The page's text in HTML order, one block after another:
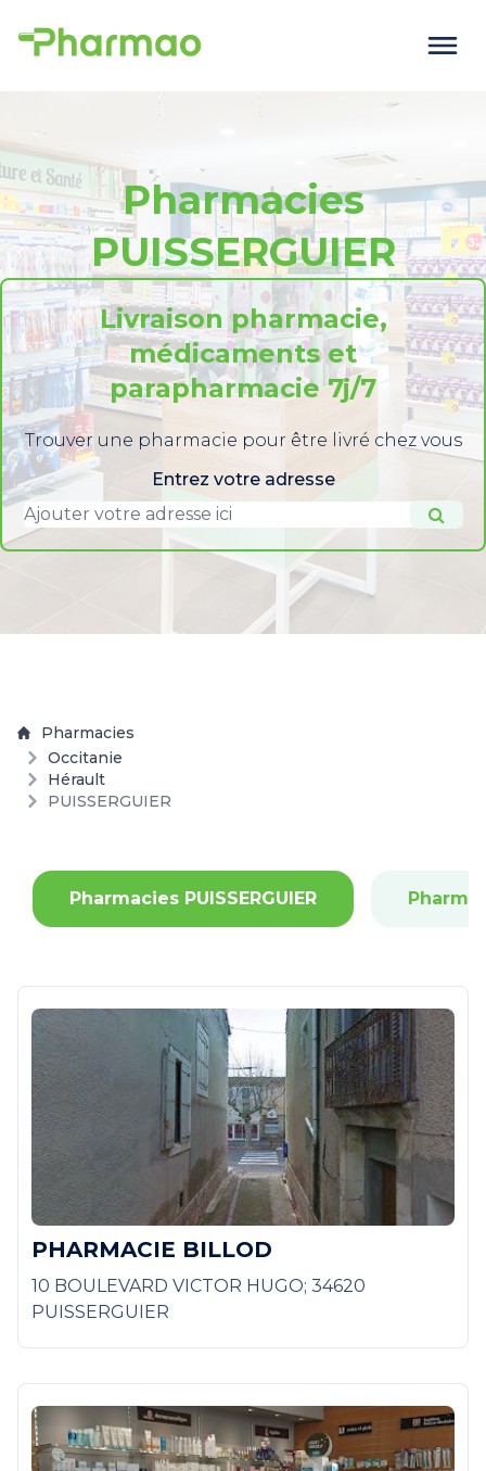
Pharmacies
PUISSERGUIER
Livraison pharmacie,
médicaments et
parapharmacie 7j/7
Trouver une pharmacie pour être livré chez vous
Entrez votre adresse
Pharmacies
Occitanie
Hérault
PUISSERGUIER
Pharmacies PUISSERGUIER
PHARMACIE BILLOD
10 BOULEVARD VICTOR HUGO; 34620
PUISSERGUIER